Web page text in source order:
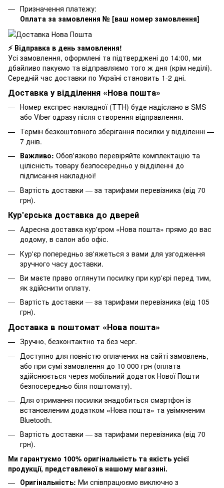
Призначення платежу:
Оплата за замовлення № [ваш номер замовлення]
⚡ Відправка в день замовлення!
Усі замовлення, оформлені та підтверджені до 14:00, ми
дбайливо пакуємо та відправляємо того ж дня (крім неділі).
Середній час доставки по Україні становить 1-2 дні.
Доставка у відділення «Нова пошта»
Номер експрес-накладної (ТТН) буде надіслано в SMS
або Viber одразу після створення відправлення.
Термін безкоштовного зберігання посилки у відділенні —
7 днів.
Важливо: Обов'язково перевіряйте комплектацію та
цілісність товару безпосередньо у відділенні до
підписання накладної!
Вартість доставки — за тарифами перевізника (від 70
грн).
Кур'єрська доставка до дверей
Адресна доставка кур'єром «Нова пошта» прямо до вас
додому, в салон або офіс.
Кур'єр попередньо зв'яжеться з вами для узгодження
зручного часу доставки.
Ви маєте право оглянути посилку при кур'єрі перед тим,
як здійснити оплату.
Вартість доставки — за тарифами перевізника (від 105
грн).
Доставка в поштомат «Нова пошта»
Зручно, безконтактно та без черг.
Доступно для повністю оплачених на сайті замовлень,
або при сумі замовлення до 10 000 грн (оплата
здійснюється через мобільний додаток Нової Пошти
безпосередньо біля поштомату).
Для отримання посилки знадобиться смартфон із
встановленим додатком «Нова пошта» та увімкненим
Bluetooth.
Вартість доставки — за тарифами перевізника (від 70
грн).
Ми гарантуємо 100% оригінальність та якість усієї
продукції, представленої в нашому магазині.
Оригінальність: Ми співпрацюємо виключно з